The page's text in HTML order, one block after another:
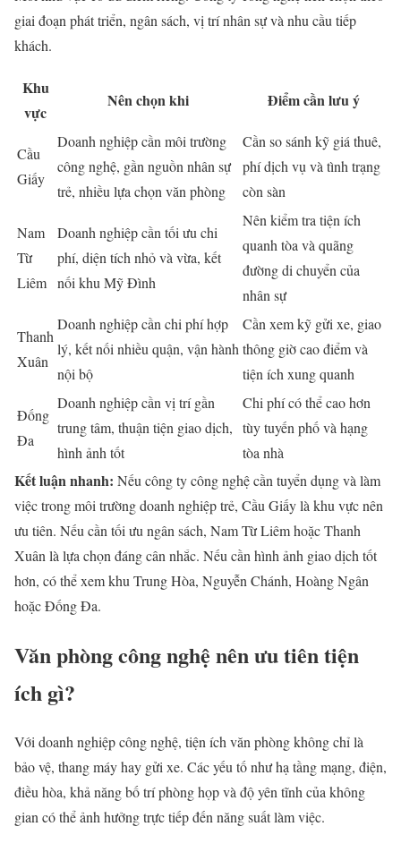
giai đoạn phát triển, ngân sách, vị trí nhân sự và nhu cầu tiếp
khách.
Khu
vực
Nên chọn khi Điểm cần lưu ý
Cầu
Giấy
Doanh nghiệp cần môi trường
công nghệ, gần nguồn nhân sự
trẻ, nhiều lựa chọn văn phòng
Cần so sánh kỹ giá thuê,
phí dịch vụ và tình trạng
còn sàn
Nam
Từ
Liêm
Doanh nghiệp cần tối ưu chi
phí, diện tích nhỏ và vừa, kết
nối khu Mỹ Đình
Nên kiểm tra tiện ích
quanh tòa và quãng
đường di chuyển của
nhân sự
Thanh
Xuân
Doanh nghiệp cần chi phí hợp
lý, kết nối nhiều quận, vận hành
nội bộ
Cần xem kỹ gửi xe, giao
thông giờ cao điểm và
tiện ích xung quanh
Đống
Đa
Doanh nghiệp cần vị trí gần
trung tâm, thuận tiện giao dịch,
hình ảnh tốt
Chi phí có thể cao hơn
tùy tuyến phố và hạng
tòa nhà
Kết luận nhanh: Nếu công ty công nghệ cần tuyển dụng và làm
việc trong môi trường doanh nghiệp trẻ, Cầu Giấy là khu vực nên
ưu tiên. Nếu cần tối ưu ngân sách, Nam Từ Liêm hoặc Thanh
Xuân là lựa chọn đáng cân nhắc. Nếu cần hình ảnh giao dịch tốt
hơn, có thể xem khu Trung Hòa, Nguyễn Chánh, Hoàng Ngân
hoặc Đống Đa.
Văn phòng công nghệ nên ưu tiên tiện
ích gì?
Với doanh nghiệp công nghệ, tiện ích văn phòng không chỉ là
bảo vệ, thang máy hay gửi xe. Các yếu tố như hạ tầng mạng, điện,
điều hòa, khả năng bố trí phòng họp và độ yên tĩnh của không
gian có thể ảnh hưởng trực tiếp đến năng suất làm việc.